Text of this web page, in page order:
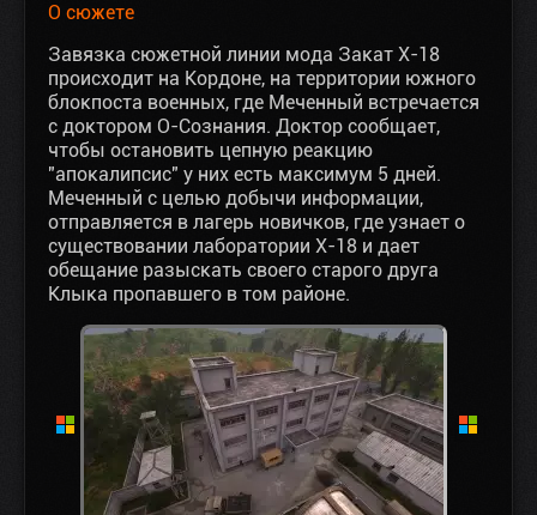
О сюжете
Завязка сюжетной линии мода Закат X-18
происходит на Кордоне, на территории южного
блокпоста военных, где Меченный встречается
с доктором О-Сознания. Доктор сообщает,
чтобы остановить цепную реакцию
"апокалипсис" у них есть максимум 5 дней.
Меченный с целью добычи информации,
отправляется в лагерь новичков, где узнает о
существовании лаборатории X-18 и дает
обещание разыскать своего старого друга
Клыка пропавшего в том районе.